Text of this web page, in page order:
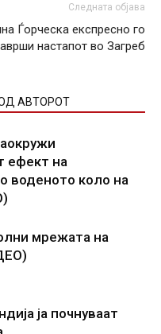
Следната објава
Ѓорческа експресно го
настапот во Загреб
АВТОРОТ
ефект на
воденото коло на
мрежата на
ја почнуваат